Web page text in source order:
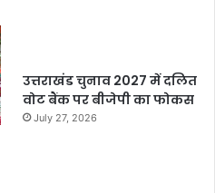
उत्तराखंड चुनाव 2027 में दलित
वोट बैंक पर बीजेपी का फोकस
July 27, 2026